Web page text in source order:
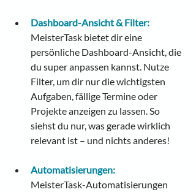
Dashboard-Ansicht & Filter:
MeisterTask bietet dir eine
persönliche Dashboard-Ansicht, die
du super anpassen kannst. Nutze
Filter, um dir nur die wichtigsten
Aufgaben, fällige Termine oder
Projekte anzeigen zu lassen. So
siehst du nur, was gerade wirklich
relevant ist – und nichts anderes!
Automatisierungen:
MeisterTask-Automatisierungen